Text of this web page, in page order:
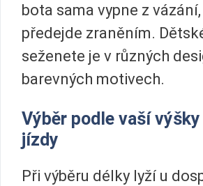
bota sama vypne z
předejde zraněním.
seženete je v různých
barevných motivech.
Výběr podle vaší
jízdy
Při výběru délky lyží u